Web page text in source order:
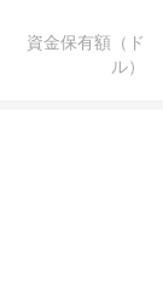
資金保有額（ド
ル）